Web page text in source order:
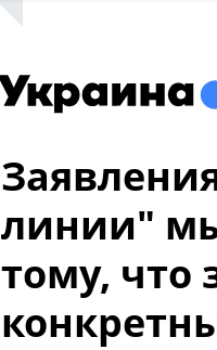
линии"
тому, что